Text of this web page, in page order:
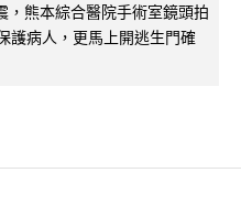
熊本綜合醫院手術室鏡頭拍
護病人，更馬上開逃生門確